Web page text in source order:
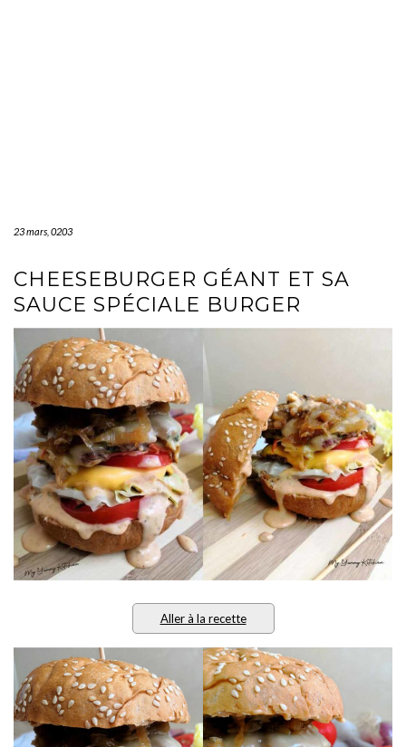
23 mars, 0203
CHEESEBURGER GÉANT ET SA
SAUCE SPÉCIALE BURGER
Aller à la recette